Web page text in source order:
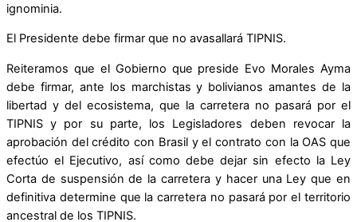
ignominia.
El Presidente debe firmar que no avasallará TIPNIS.
Reiteramos que el Gobierno que preside Evo Morales Ayma
debe firmar, ante los marchistas y bolivianos amantes de la
libertad y del ecosistema, que la carretera no pasará por el
TIPNIS y por su parte, los Legisladores deben revocar la
aprobación del crédito con Brasil y el contrato con la OAS que
efectúo el Ejecutivo, así como debe dejar sin efecto la Ley
Corta de suspensión de la carretera y hacer una Ley que en
definitiva determine que la carretera no pasará por el territorio
ancestral de los TIPNIS.